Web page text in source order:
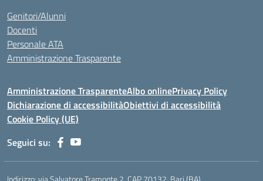
Genitori/Alunni
Docenti
Personale ATA
Amministrazione Trasparente
Amministrazione TrasparenteAlbo onlinePrivacy Policy
Dichiarazione di accessibilitàObiettivi di accessibilità
Cookie Policy (UE)
Seguici su: